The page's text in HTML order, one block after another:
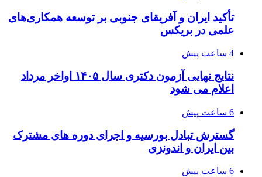
تأکید ایران و آفریقای جنوبی بر توسعه همکاری‌های
علمی در بریکس
4 ساعت پیش
نتایج نهایی آزمون دکتری سال ۱۴۰۵ اواخر مرداد
اعلام می شود
6 ساعت پیش
گسترش تبادل بورسیه و اجرای دوره های مشترک
بین ایران و اندونزی
6 ساعت پیش